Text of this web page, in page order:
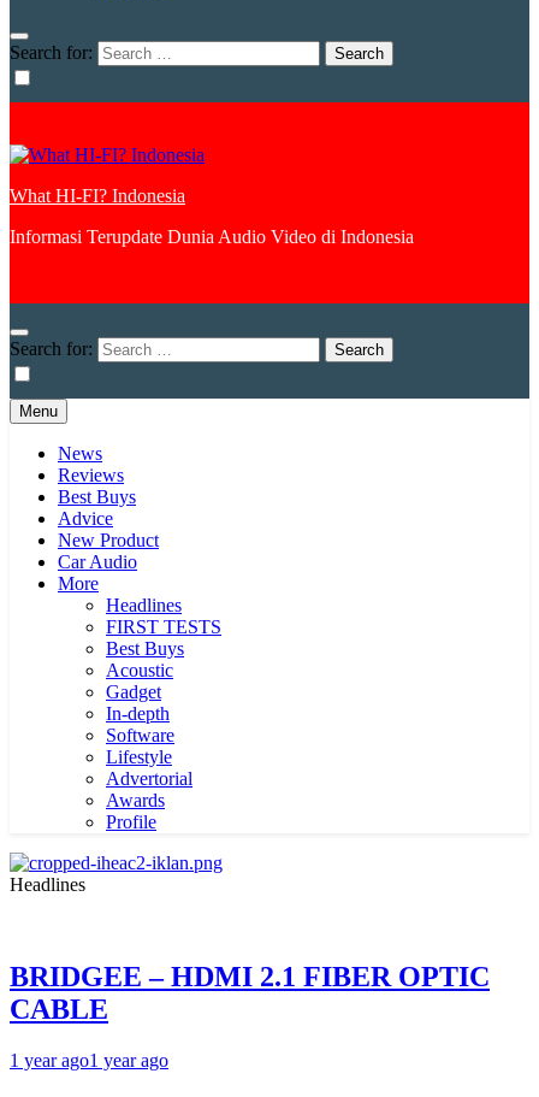
Search for:
What HI-FI? Indonesia
Informasi Terupdate Dunia Audio Video di Indonesia
Search for:
Menu
News
Reviews
Best Buys
Advice
New Product
Car Audio
More
Headlines
FIRST TESTS
Best Buys
Acoustic
Gadget
In-depth
Software
Lifestyle
Advertorial
Awards
Profile
Headlines
BRIDGEE – HDMI 2.1 FIBER OPTIC
CABLE
1 year ago1 year ago